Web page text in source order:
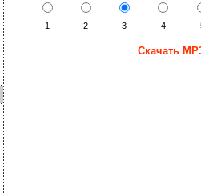
1 2 3 4
Скачать